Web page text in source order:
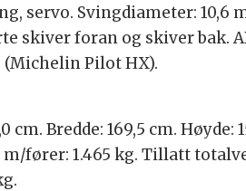
servo. Svingdiameter: 10,6
skiver foran og skiver bak.
(Michelin Pilot HX).
cm. Bredde: 169,5 cm. Høyde:
fører: 1.465 kg. Tillatt